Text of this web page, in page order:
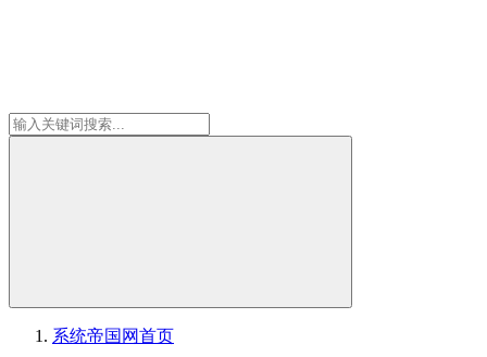
系统帝国网首页